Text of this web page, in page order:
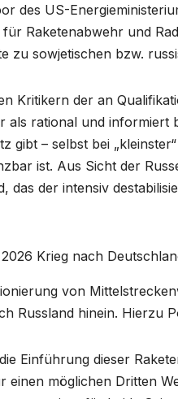
des US-
Raketenabwehr und
zu sowjetischen bzw.
Kritikern der an
rational und informiert
gibt – selbst bei
ist. Aus Sicht der
das der intensiv
Krieg nach
von
Russland hinein. Hierzu
Einführung dieser
möglichen Dritten